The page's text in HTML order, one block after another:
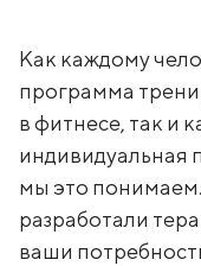
Как каждому
программа
в фитнесе, так и
индивидуальная
мы это
разработали
ваши